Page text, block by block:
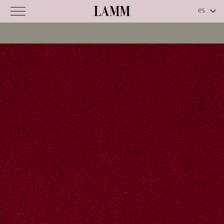
Luna
CS
C
o
d
.
3
2
-
0
2
1
Información